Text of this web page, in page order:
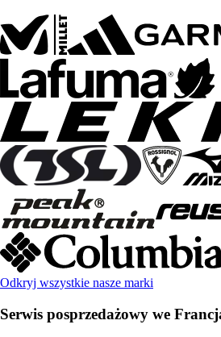
Odkryj wszystkie nasze marki
Serwis posprzedażowy we